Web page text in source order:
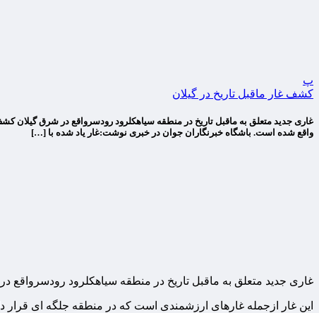
پ
کشف غار ماقبل تاریخ در گیلان
غاری جدید متعلق به ماقبل تاریخ در منطقه سیاهکلرود رودسرواقع در شرق
واقع شده است. باشگاه خبرنگاران جوان در خبری نوشت:غار یاد شده با […]
غاری جدید متعلق به ماقبل تاریخ در منطقه سیاهکلرود
این غار ازجمله غارهای ارزشمندی است که در منطقه جلگه ای